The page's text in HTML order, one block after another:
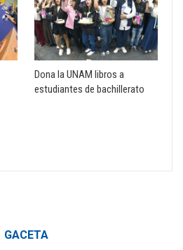
Dona la UNAM libros a
estudiantes de bachillerato
GACETA